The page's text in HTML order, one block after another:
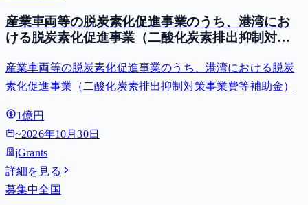
産業車両等の脱炭素化促進事業のうち、港湾にお
ける脱炭素化促進事業（二酸化炭素排出抑制対策
産業車両等の脱炭素化促進事業のうち、港湾における脱炭
素化促進事業（二酸化炭素排出抑制対策事業費等補助金）
1億円
~2026年10月30日
jGrants
詳細を見る
募集中全国